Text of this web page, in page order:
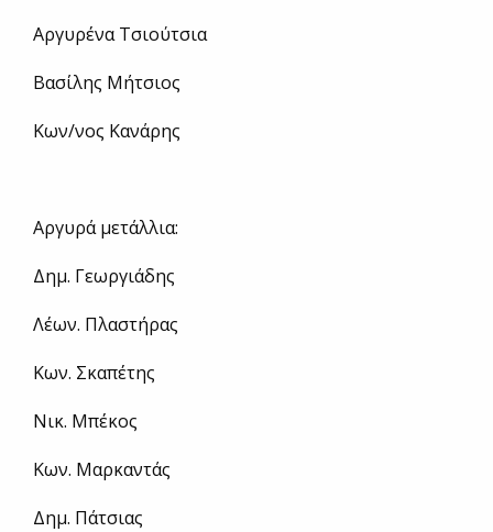
Αργυρένα Τσιούτσια
Βασίλης Μήτσιος
Κων/νος Κανάρης
Αργυρά μετάλλια:
Δημ. Γεωργιάδης
Λέων. Πλαστήρας
Κων. Σκαπέτης
Νικ. Μπέκος
Κων. Μαρκαντάς
Δημ. Πάτσιας